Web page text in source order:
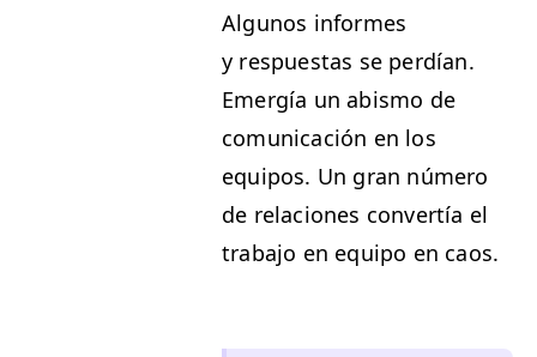
Algunos informes
y respues­tas se perdían.
Emergía un abis­mo de
comu­ni­cación en los
equipos. Un gran número
de rela­ciones con­vertía el
tra­ba­jo en equipo en caos.